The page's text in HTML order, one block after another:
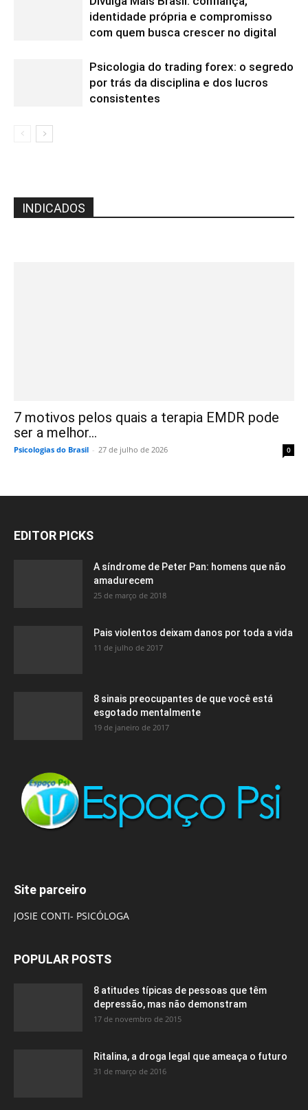
identidade própria e compromisso
com quem busca crescer no digital
Psicologia do trading forex: o segredo
por trás da disciplina e dos lucros
consistentes
INDICADOS
7 motivos pelos quais a terapia EMDR pode
ser a melhor...
Psicologias do Brasil - 27 de julho de 2026 0
EDITOR PICKS
A síndrome de Peter Pan: homens que não
amadurecem
25 de março de 2018
Pais violentos deixam danos por toda a vida
11 de julho de 2017
8 sinais preocupantes de que você está
esgotado mentalmente
19 de janeiro de 2017
Site parceiro
JOSIE CONTI- PSICÓLOGA
POPULAR POSTS
8 atitudes típicas de pessoas que têm
depressão, mas não demonstram
17 de novembro de 2015
Ritalina, a droga legal que ameaça o futuro
31 de março de 2016